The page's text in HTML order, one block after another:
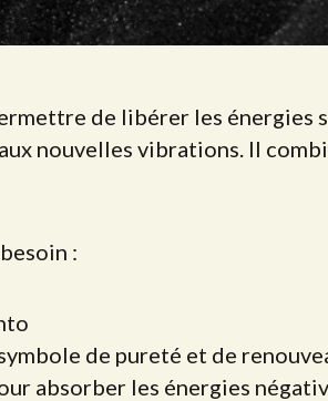
de libérer les énergies
nouvelles vibrations. Il
:
de pureté et de
absorber les énergies